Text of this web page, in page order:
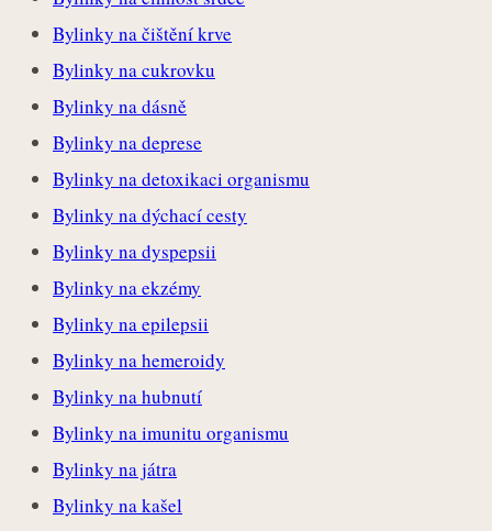
Bylinky na čištění krve
Bylinky na cukrovku
Bylinky na dásně
Bylinky na deprese
Bylinky na detoxikaci organismu
Bylinky na dýchací cesty
Bylinky na dyspepsii
Bylinky na ekzémy
Bylinky na epilepsii
Bylinky na hemeroidy
Bylinky na hubnutí
Bylinky na imunitu organismu
Bylinky na játra
Bylinky na kašel